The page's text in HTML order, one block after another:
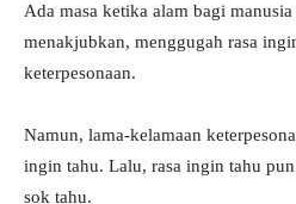
Ada masa ketika alam bagi
menakjubkan, menggugah rasa
keterpesonaan.
Namun, lama-kelamaan
ingin tahu. Lalu, rasa ingin tahu
sok tahu.